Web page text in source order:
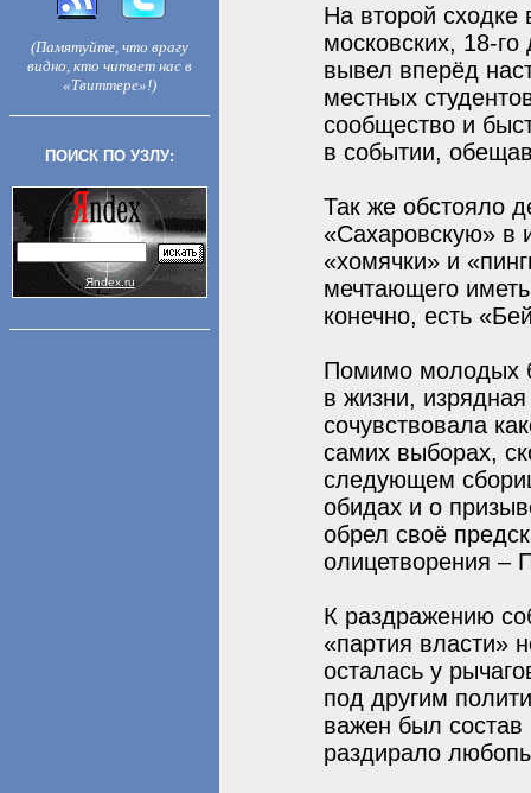
(Памятуйте, что врагу
видно, кто читает нас в
«Твиттере»!)
ПОИСК ПО УЗЛУ:
Яndex.ru
На второй сходке
московских, 18-
вывел вперёд
местных
сообщество и
в событии,
Так же обстояло
«Сахаровскую» в
«хомячки» и
мечтающего
конечно, есть
Помимо молодых
в жизни,
сочувствовала
самих выборах,
следующем
обидах и о
обрел своё
олицетворения –
К раздражению
«партия власти»
осталась у
под другим
важен был
раздирало